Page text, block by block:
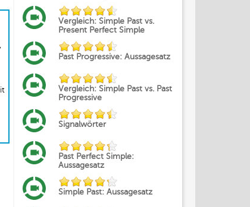
Vergleich: Simple Past vs.
Present Perfect Simple
Past Progressive: Aussagesatz
Vergleich: Simple Past vs. Past
Progressive
Signalwörter
Past Perfect Simple:
Aussagesatz
Simple Past: Aussagesatz